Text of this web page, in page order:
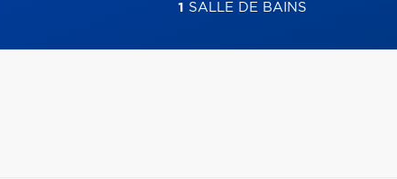
1 SALLE DE BAINS